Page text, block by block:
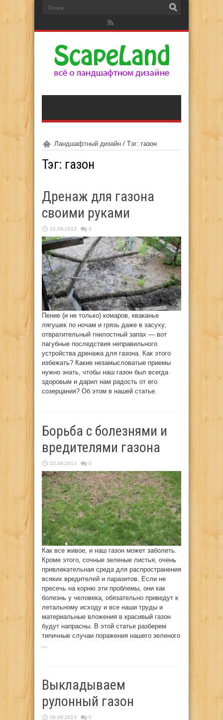
Ландшафтный дизайн / Тэг: газон
Тэг: газон
Дренаж для газона
своими руками
22.09.2013 0
Пение (и не только) комаров, кваканье
лягушек по ночам и грязь даже в засуху,
отвратительный гнилостный запах — вот
пагубные последствия неправильного
устройства дренажа для газона. Как этого
избежать? Какие незамысловатые приемы
нужно знать, чтобы наш газон был всегда
здоровым и дарил нам радость от его
созерцания? Об этом в нашей статье.
Борьба с болезнями и
вредителями газона
22.09.2013 0
Как все живое, и наш газон может заболеть.
Кроме этого, сочные зеленые листья, очень
привлекательная среда для распространения
всяких вредителей и паразитов. Если не
пресечь на корню эти проблемы, они как
болезнь у человека, обязательно приведут к
летальному исходу и все наши труды и
материальные вложения в красивый газон
будут напрасны. В этой статье разберем
типичные случаи поражения нашего зеленого
Выкладываем
рулонный газон
09.09.2013 0